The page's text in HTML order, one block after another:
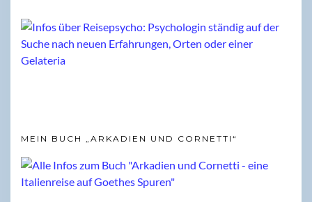
MEIN BUCH „ARKADIEN UND CORNETTI“